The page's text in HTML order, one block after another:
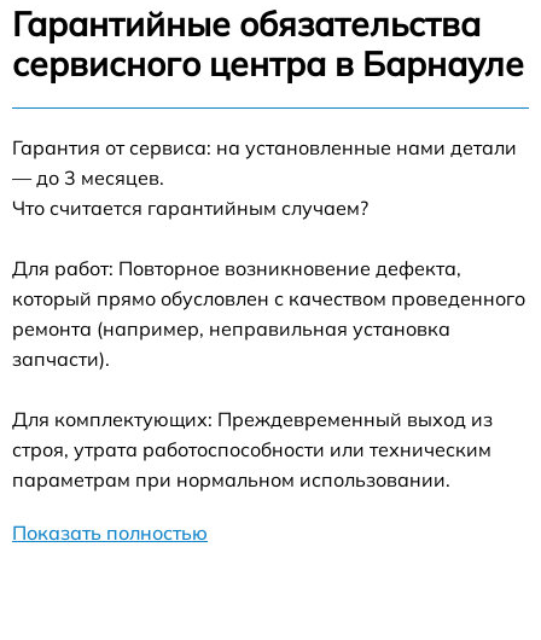
Гарантийные обязательства
сервисного центра в Барнауле
Гарантия от сервиса: на установленные нами детали
— до 3 месяцев.
Что считается гарантийным случаем?
Для работ: Повторное возникновение дефекта,
который прямо обусловлен с качеством проведенного
ремонта (например, неправильная установка
запчасти).
Для комплектующих: Преждевременный выход из
строя, утрата работоспособности или техническим
параметрам при нормальном использовании.
Показать полностью